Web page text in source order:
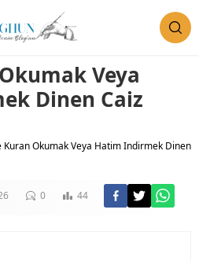
Veya
Dinen Caiz
Kuran Okumak Veya Hatim Indirmek Dinen
0 44